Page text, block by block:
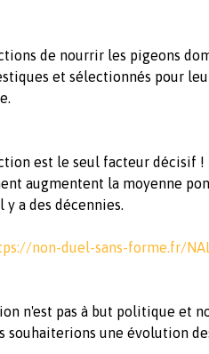
de nourrir les pigeons
et sélectionnés pour
est le seul facteur décisif
augmentent la moyenne
a des décennies.
non-duel-sans-forme.fr/
n'est pas à but politique et
souhaiterions une évolution